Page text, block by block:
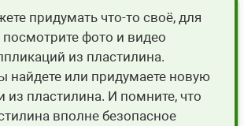
придумать что-то своё, для
фото и видео
из пластилина.
найдете или придумаете новую
из пластилина. И помните, что
вполне безопасное